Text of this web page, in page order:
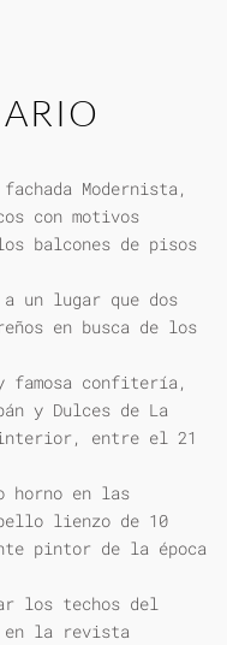
Modernista,
con motivos
balcones de pisos
a un lugar que dos
en busca de los
famosa confitería,
y Dulces de La
interior, entre el 21
horno en las
lienzo de 10
pintor de la época
los techos del
en la revista